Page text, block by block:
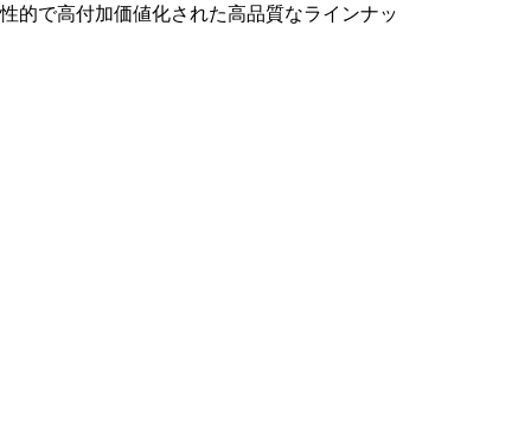
的で高付加価値化された高品質なラインナッ